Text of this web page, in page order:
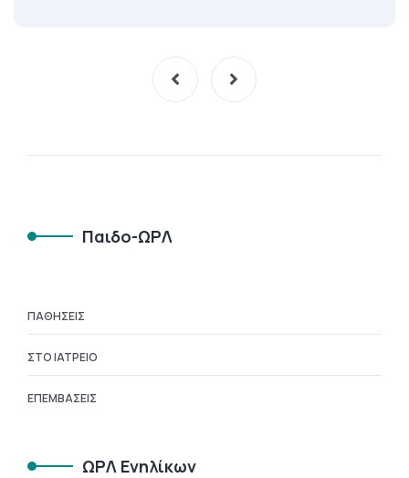
Παιδο-ΩΡΛ
ΠΑΘΉΣΕΙΣ
ΣΤΟ ΙΑΤΡΕΊΟ
ΕΠΕΜΒΆΣΕΙΣ
ΩΡΛ Ενηλίκων